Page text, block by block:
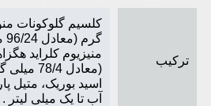
ترکیب
گرم (معادل 96/24 میلی گرم کلسیم)
(معادل 78/4 میلی گرم منیزیوم)
اسید بوریک، متیل
آب تا یک میلی لیتر .